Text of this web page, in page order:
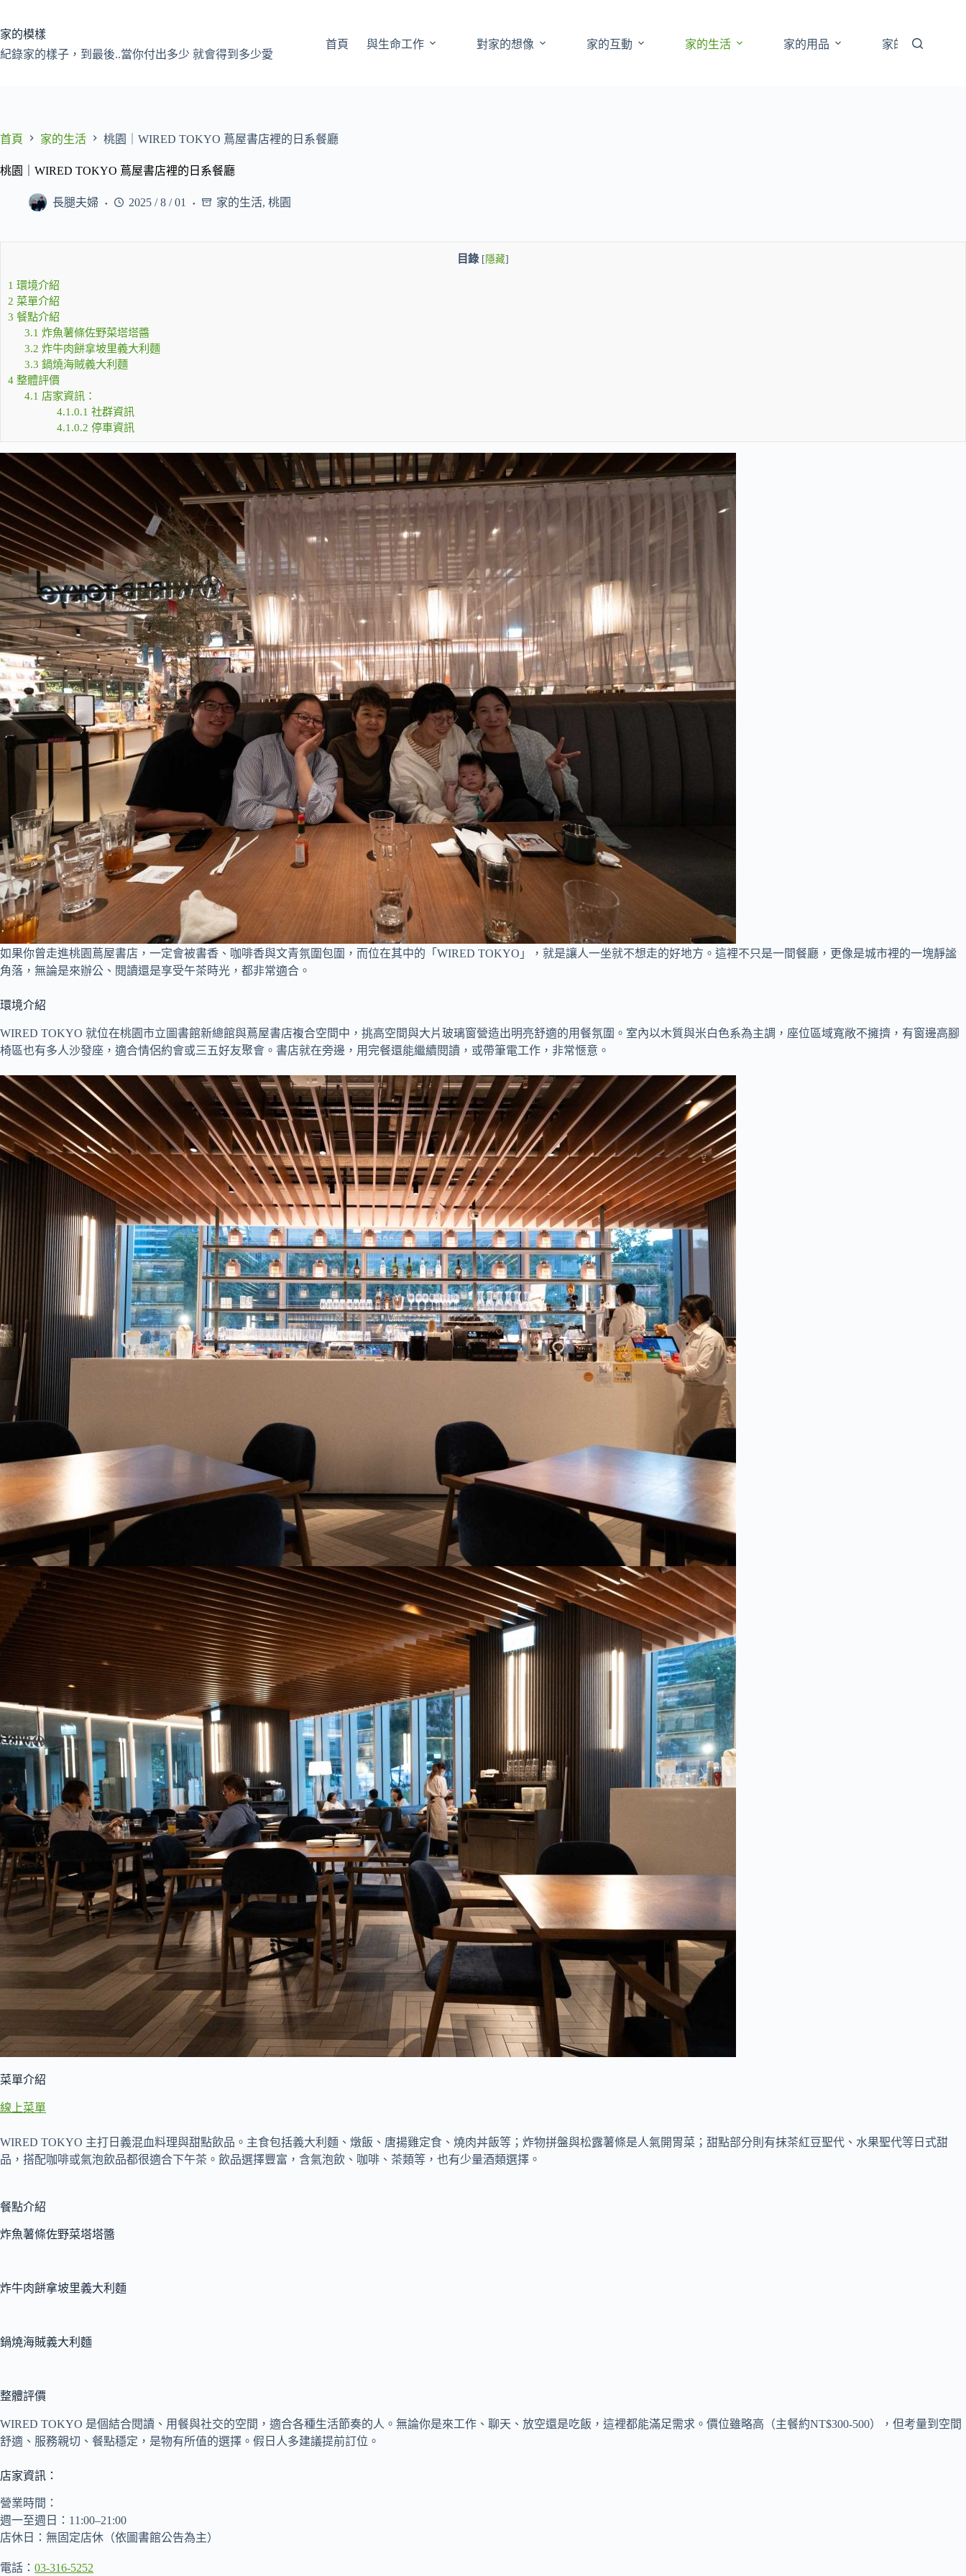
至
主
要
家的模樣
紀錄家的樣子，到最後..當你付出多少 就會得到多少愛
首頁 與生命工作 對家的想像 家的互動 家的生活 家的用品 家的經濟
首頁 家的生活 桃園｜WIRED TOKYO 蔦屋書店裡的日系餐廳
桃園｜WIRED TOKYO 蔦屋書店裡的日系餐廳
長腿夫婦 2025 / 8 / 01 家的生活, 桃園
目錄 [ 隱藏]
1 環境介紹
2 菜單介紹
3 餐點介紹
3.1 炸魚薯條佐野菜塔塔醬
3.2 炸牛肉餅拿坡里義大利麵
3.3 鍋燒海賊義大利麵
4 整體評價
4.1 店家資訊：
4.1.0.1 社群資訊
4.1.0.2 停車資訊
如果你曾走進桃園蔦屋書店，一定會被書香、咖啡香與文青氛圍包圍，而位在其中的「WIRED TOKYO」，就是讓人一坐就不想走的好地方。這裡不只是一間餐廳，更像是城市裡的一塊靜謐
角落，無論是來辦公、閱讀還是享受午茶時光，都非常適合。
環境介紹
WIRED TOKYO 就位在桃園市立圖書館新總館與蔦屋書店複合空間中，挑高空間與大片玻璃窗營造出明亮舒適的用餐氛圍。室內以木質與米白色系為主調，座位區域寬敞不擁擠，有窗邊高腳
椅區也有多人沙發座，適合情侶約會或三五好友聚會。書店就在旁邊，用完餐還能繼續閱讀，或帶筆電工作，非常愜意。
菜單介紹
線上菜單
WIRED TOKYO 主打日義混血料理與甜點飲品。主食包括義大利麵、燉飯、唐揚雞定食、燒肉丼飯等；炸物拼盤與松露薯條是人氣開胃菜；甜點部分則有抹茶紅豆聖代、水果聖代等日式甜
品，搭配咖啡或氣泡飲品都很適合下午茶。飲品選擇豐富，含氣泡飲、咖啡、茶類等，也有少量酒類選擇。
餐點介紹
炸魚薯條佐野菜塔塔醬
炸牛肉餅拿坡里義大利麵
鍋燒海賊義大利麵
整體評價
WIRED TOKYO 是個結合閱讀、用餐與社交的空間，適合各種生活節奏的人。無論你是來工作、聊天、放空還是吃飯，這裡都能滿足需求。價位雖略高（主餐約NT$300-500），但考量到空間
舒適、服務親切、餐點穩定，是物有所值的選擇。假日人多建議提前訂位。
店家資訊：
營業時間：
週一至週日：11:00–21:00
店休日：無固定店休（依圖書館公告為主）
電話： 03-316-5252